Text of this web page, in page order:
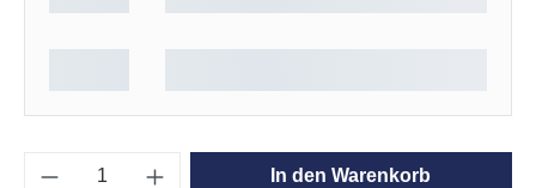
Produkt Anzahl: Gib den gewünschten
In den Warenkorb